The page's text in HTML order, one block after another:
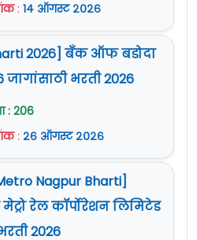
०२
नर्सिंग
Senior Nursing
अभियंता/Executive
: १४ ऑगस्ट २०२६
2026] बँक ऑफ बडोदा
जागांसाठी भरती 2026
: 206
: २६ ऑगस्ट २०२६
Nagpur Bharti]
मेट्रो रेल कॉर्पोरेशन लिमिटेड
2026